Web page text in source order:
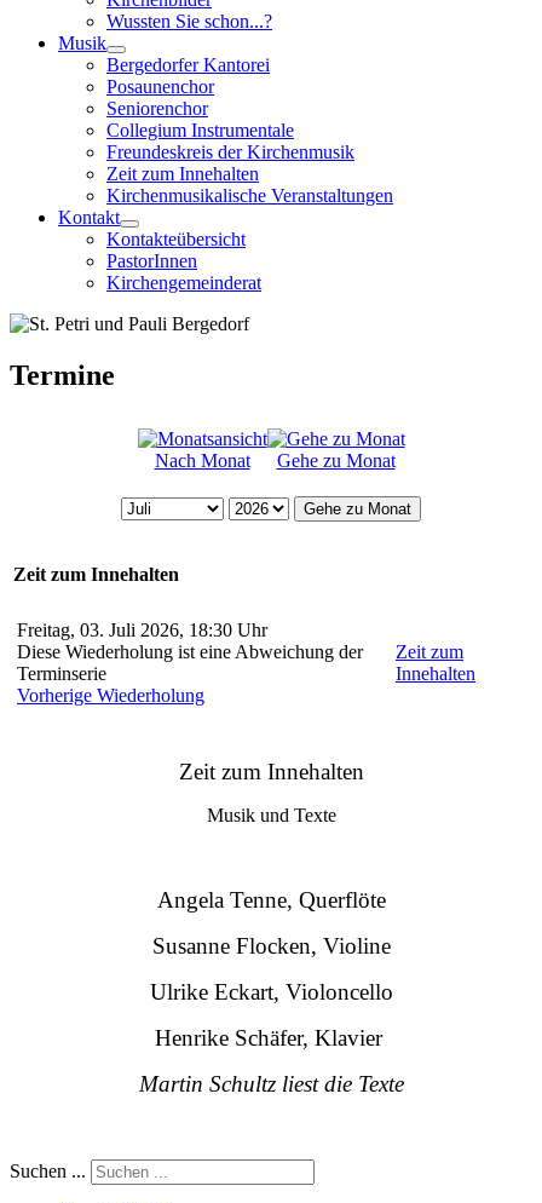
Wussten Sie schon...?
Musik
Bergedorfer Kantorei
Posaunenchor
Seniorenchor
Collegium Instrumentale
Freundeskreis der Kirchenmusik
Zeit zum Innehalten
Kirchenmusikalische Veranstaltungen
Kontakt
Kontakteübersicht
PastorInnen
Kirchengemeinderat
Termine
Nach Monat Gehe zu Monat
Gehe zu Monat
Zeit zum Innehalten
Freitag, 03. Juli 2026, 18:30 Uhr
Diese Wiederholung ist eine Abweichung der
Terminserie
Vorherige Wiederholung
Zeit zum
Innehalten
Zeit zum Innehalten
Musik und Texte
Angela Tenne, Querflöte
Susanne Flocken, Violine
Ulrike Eckart, Violoncello
Henrike Schäfer, Klavier
Martin Schultz liest die Texte
Suchen ...